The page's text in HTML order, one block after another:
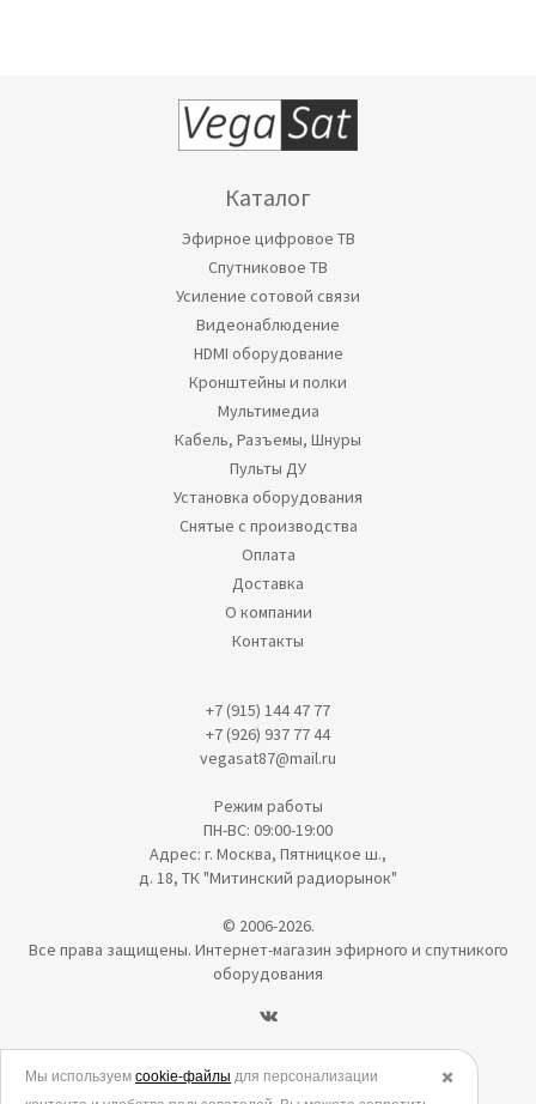
Каталог
Эфирное цифровое ТВ
Спутниковое ТВ
Усиление сотовой связи
Видеонаблюдение
HDMI оборудование
Кронштейны и полки
Мультимедиа
Кабель, Разъемы, Шнуры
Пульты ДУ
Установка оборудования
Снятые с производства
Оплата
Доставка
О компании
Контакты
+7 (915) 144 47 77
+7 (926) 937 77 44
vegasat87@mail.ru
Режим работы
ПН-ВС: 09:00-19:00
Адрес: г. Москва, Пятницкое ш.,
д. 18, ТК "Митинский радиорынок"
© 2006-2026.
Все права защищены. Интернет-магазин эфирного и спутникого
оборудования
Политика в отношении обработки персональных данных
✖️
Мы используем cookie-файлы для персонализации